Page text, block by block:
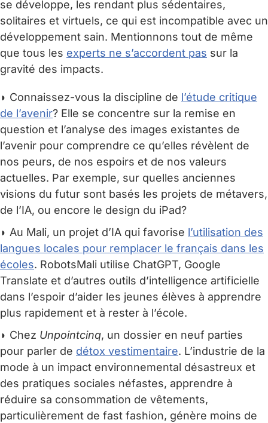
se développe, les rendant plus sédentaires,
solitaires et virtuels, ce qui est incompatible avec un
développement sain. Mentionnons tout de même
que tous les experts ne s’accordent pas sur la
gravité des impacts.
◗ Connaissez-vous la discipline de l’étude critique
de l’avenir? Elle se concentre sur la remise en
question et l’analyse des images existantes de
l’avenir pour comprendre ce qu’elles révèlent de
nos peurs, de nos espoirs et de nos valeurs
actuelles. Par exemple, sur quelles anciennes
visions du futur sont basés les projets de métavers,
de l’IA, ou encore le design du iPad?
◗ Au Mali, un projet d’IA qui favorise l’utilisation des
langues locales pour remplacer le français dans les
écoles. RobotsMali utilise ChatGPT, Google
Translate et d’autres outils d’intelligence artificielle
dans l’espoir d’aider les jeunes élèves à apprendre
plus rapidement et à rester à l’école.
◗ Chez Unpointcinq, un dossier en neuf parties
pour parler de détox vestimentaire. L’industrie de la
mode à un impact environnemental désastreux et
des pratiques sociales néfastes, apprendre à
réduire sa consommation de vêtements,
particulièrement de fast fashion, génère moins de